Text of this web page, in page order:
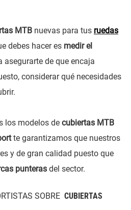
MTB nuevas para tus ruedas
debes hacer es medir el
asegurarte de que encaja
considerar qué necesidades
los modelos de cubiertas MTB
te garantizamos que nuestros
y de gran calidad puesto que
punteras del sector.
SOBRE CUBIERTAS